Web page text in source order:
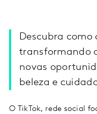
Descubra como
transformando
novas
beleza e
O TikTok, rede social